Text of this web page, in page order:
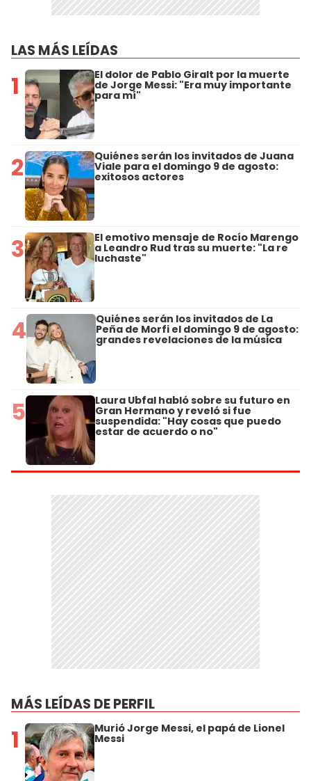
LAS MÁS LEÍDAS
1 El dolor de Pablo Giralt por la muerte
de Jorge Messi: "Era muy importante
para mí"
2 Quiénes serán los invitados de Juana
Viale para el domingo 9 de agosto:
exitosos actores
3 El emotivo mensaje de Rocío Marengo
a Leandro Rud tras su muerte: "La re
luchaste"
4 Quiénes serán los invitados de La
Peña de Morfi el domingo 9 de agosto:
grandes revelaciones de la música
5 Laura Ubfal habló sobre su futuro en
Gran Hermano y reveló si fue
suspendida: "Hay cosas que puedo
estar de acuerdo o no"
MÁS LEÍDAS DE PERFIL
1 Murió Jorge Messi, el papá de Lionel
Messi